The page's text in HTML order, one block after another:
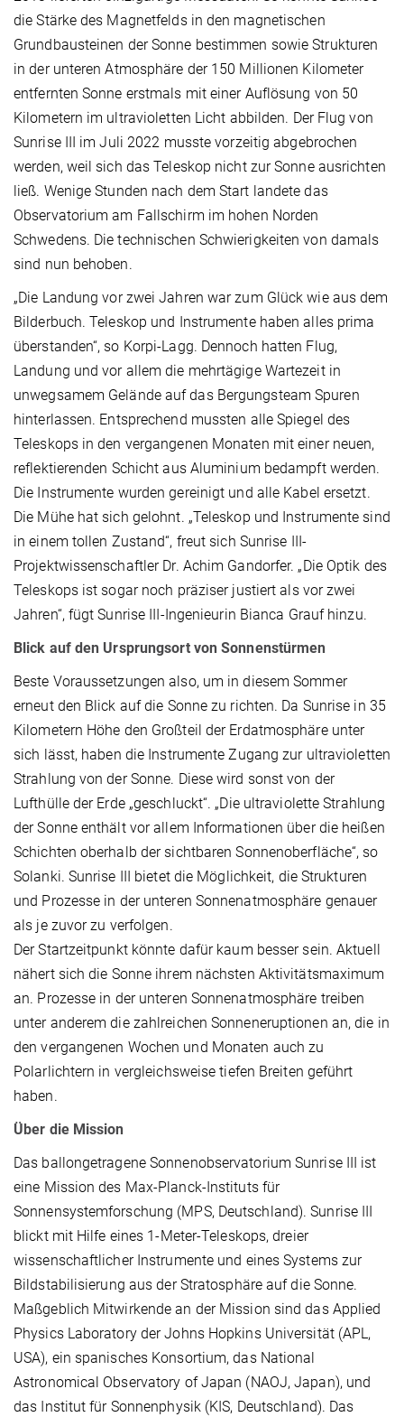
die Stärke des Magnetfelds in den magnetischen
Grundbausteinen der Sonne bestimmen sowie Strukturen
in der unteren Atmosphäre der 150 Millionen Kilometer
entfernten Sonne erstmals mit einer Auflösung von 50
Kilometern im ultravioletten Licht abbilden. Der Flug von
Sunrise III im Juli 2022 musste vorzeitig abgebrochen
werden, weil sich das Teleskop nicht zur Sonne ausrichten
ließ. Wenige Stunden nach dem Start landete das
Observatorium am Fallschirm im hohen Norden
Schwedens. Die technischen Schwierigkeiten von damals
sind nun behoben.
„Die Landung vor zwei Jahren war zum Glück wie aus dem
Bilderbuch. Teleskop und Instrumente haben alles prima
überstanden“, so Korpi-Lagg. Dennoch hatten Flug,
Landung und vor allem die mehrtägige Wartezeit in
unwegsamem Gelände auf das Bergungsteam Spuren
hinterlassen. Entsprechend mussten alle Spiegel des
Teleskops in den vergangenen Monaten mit einer neuen,
reflektierenden Schicht aus Aluminium bedampft werden.
Die Instrumente wurden gereinigt und alle Kabel ersetzt.
Die Mühe hat sich gelohnt. „Teleskop und Instrumente sind
in einem tollen Zustand“, freut sich Sunrise III-
Projektwissenschaftler Dr. Achim Gandorfer. „Die Optik des
Teleskops ist sogar noch präziser justiert als vor zwei
Jahren“, fügt Sunrise III-Ingenieurin Bianca Grauf hinzu.
Blick auf den Ursprungsort von Sonnenstürmen
Beste Voraussetzungen also, um in diesem Sommer
erneut den Blick auf die Sonne zu richten. Da Sunrise in 35
Kilometern Höhe den Großteil der Erdatmosphäre unter
sich lässt, haben die Instrumente Zugang zur ultravioletten
Strahlung von der Sonne. Diese wird sonst von der
Lufthülle der Erde „geschluckt“. „Die ultraviolette Strahlung
der Sonne enthält vor allem Informationen über die heißen
Schichten oberhalb der sichtbaren Sonnenoberfläche“, so
Solanki. Sunrise III bietet die Möglichkeit, die Strukturen
und Prozesse in der unteren Sonnenatmosphäre genauer
als je zuvor zu verfolgen.
Der Startzeitpunkt könnte dafür kaum besser sein. Aktuell
nähert sich die Sonne ihrem nächsten Aktivitätsmaximum
an. Prozesse in der unteren Sonnenatmosphäre treiben
unter anderem die zahlreichen Sonneneruptionen an, die in
den vergangenen Wochen und Monaten auch zu
Polarlichtern in vergleichsweise tiefen Breiten geführt
haben.
Über die Mission
Das ballongetragene Sonnenobservatorium Sunrise III ist
eine Mission des Max-Planck-Instituts für
Sonnensystemforschung (MPS, Deutschland). Sunrise III
blickt mit Hilfe eines 1-Meter-Teleskops, dreier
wissenschaftlicher Instrumente und eines Systems zur
Bildstabilisierung aus der Stratosphäre auf die Sonne.
Maßgeblich Mitwirkende an der Mission sind das Applied
Physics Laboratory der Johns Hopkins Universität (APL,
USA), ein spanisches Konsortium, das National
Astronomical Observatory of Japan (NAOJ, Japan), und
das Institut für Sonnenphysik (KIS, Deutschland). Das